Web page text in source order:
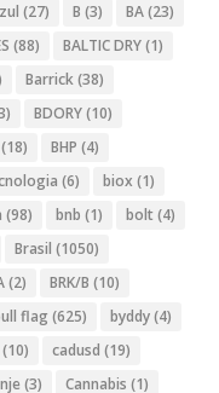
(27) B (3) BA(23)
(88) BALTIC DRY(1)
Barrick(38)
BDORY(10)
(18) BHP (4)
(6) biox (1)
(98) bnb (1) bolt (4)
Brasil (1050)
(2) BRK/B (10)
flag (625) byddy(4)
(10) cadusd (19)
(3) Cannabis (1)